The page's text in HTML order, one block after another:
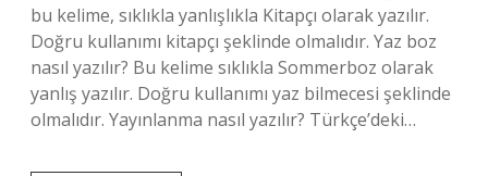
bu kelime, sıklıkla yanlışlıkla Kitapçı olarak yazılır.
Doğru kullanımı kitapçı şeklinde olmalıdır. Yaz boz
nasıl yazılır? Bu kelime sıklıkla Sommerboz olarak
yanlış yazılır. Doğru kullanımı yaz bilmecesi şeklinde
olmalıdır. Yayınlanma nasıl yazılır? Türkçe’deki…